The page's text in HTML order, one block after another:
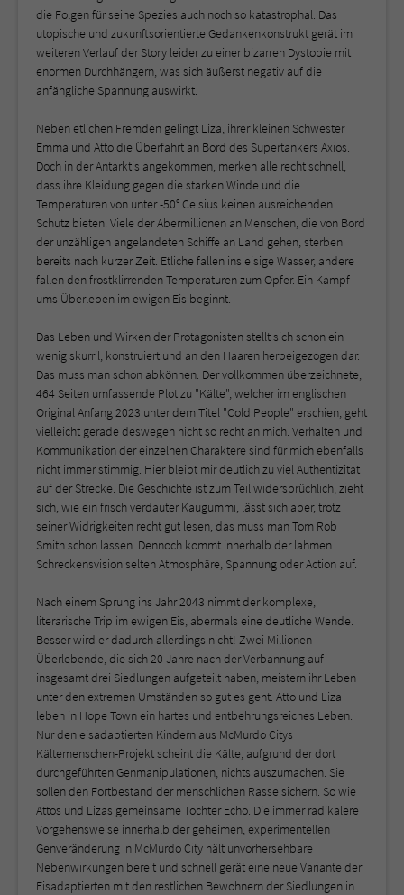
die Folgen für seine Spezies auch noch so katastrophal. Das
utopische und zukunftsorientierte Gedankenkonstrukt gerät im
weiteren Verlauf der Story leider zu einer bizarren Dystopie mit
enormen Durchhängern, was sich äußerst negativ auf die
anfängliche Spannung auswirkt.
Neben etlichen Fremden gelingt Liza, ihrer kleinen Schwester
Emma und Atto die Überfahrt an Bord des Supertankers Axios.
Doch in der Antarktis angekommen, merken alle recht schnell,
dass ihre Kleidung gegen die starken Winde und die
Temperaturen von unter -50° Celsius keinen ausreichenden
Schutz bieten. Viele der Abermillionen an Menschen, die von Bord
der unzähligen angelandeten Schiffe an Land gehen, sterben
bereits nach kurzer Zeit. Etliche fallen ins eisige Wasser, andere
fallen den frostklirrenden Temperaturen zum Opfer. Ein Kampf
ums Überleben im ewigen Eis beginnt.
Das Leben und Wirken der Protagonisten stellt sich schon ein
wenig skurril, konstruiert und an den Haaren herbeigezogen dar.
Das muss man schon abkönnen. Der vollkommen überzeichnete,
464 Seiten umfassende Plot zu "Kälte", welcher im englischen
Original Anfang 2023 unter dem Titel "Cold People" erschien, geht
vielleicht gerade deswegen nicht so recht an mich. Verhalten und
Kommunikation der einzelnen Charaktere sind für mich ebenfalls
nicht immer stimmig. Hier bleibt mir deutlich zu viel Authentizität
auf der Strecke. Die Geschichte ist zum Teil widersprüchlich, zieht
sich, wie ein frisch verdauter Kaugummi, lässt sich aber, trotz
seiner Widrigkeiten recht gut lesen, das muss man Tom Rob
Smith schon lassen. Dennoch kommt innerhalb der lahmen
Schreckensvision selten Atmosphäre, Spannung oder Action auf.
Nach einem Sprung ins Jahr 2043 nimmt der komplexe,
literarische Trip im ewigen Eis, abermals eine deutliche Wende.
Besser wird er dadurch allerdings nicht! Zwei Millionen
Überlebende, die sich 20 Jahre nach der Verbannung auf
insgesamt drei Siedlungen aufgeteilt haben, meistern ihr Leben
unter den extremen Umständen so gut es geht. Atto und Liza
leben in Hope Town ein hartes und entbehrungsreiches Leben.
Nur den eisadaptierten Kindern aus McMurdo Citys
Kältemenschen-Projekt scheint die Kälte, aufgrund der dort
durchgeführten Genmanipulationen, nichts auszumachen. Sie
sollen den Fortbestand der menschlichen Rasse sichern. So wie
Attos und Lizas gemeinsame Tochter Echo. Die immer radikalere
Vorgehensweise innerhalb der geheimen, experimentellen
Genveränderung in McMurdo City hält unvorhersehbare
Nebenwirkungen bereit und schnell gerät eine neue Variante der
Eisadaptierten mit den restlichen Bewohnern der Siedlungen in